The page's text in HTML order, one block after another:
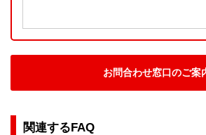
お問合わせ窓口のご案
関連するFAQ